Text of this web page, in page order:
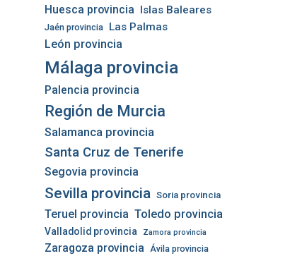
Huesca provincia Islas Baleares
Jaén provincia Las Palmas
León provincia
Málaga provincia
Palencia provincia
Región de Murcia
Salamanca provincia
Santa Cruz de Tenerife
Segovia provincia
Sevilla provincia Soria provincia
Teruel provincia Toledo provincia
Valladolid provincia Zamora provincia
Zaragoza provincia Ávila provincia